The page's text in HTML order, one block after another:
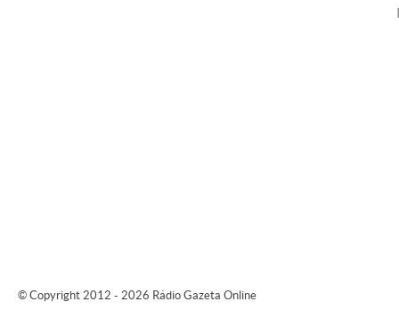
© Copyright 2012 - 2026 Rádio Gazeta Online